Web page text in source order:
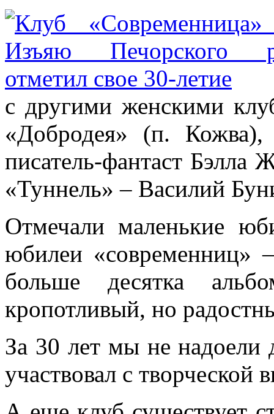
с другими женскими
«Добродея» (п.
писатель-фантаст Бэлла
«Туннель» – Василий
Отмечали маленькие
юбилеи «современниц»
больше десятка
кропотливый, но
За 30 лет мы не надоели
участвовал с творческой